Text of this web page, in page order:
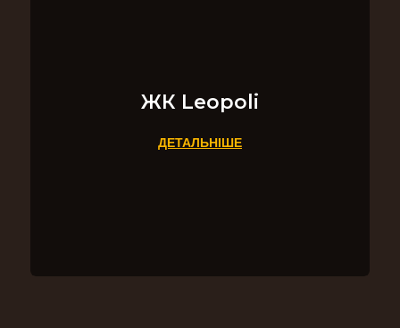
ЖК Leopoli
ДЕТАЛЬНІШЕ